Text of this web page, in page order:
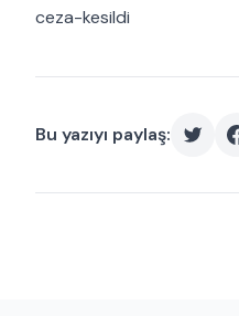
ceza-kesildi
Bu yazıyı paylaş: